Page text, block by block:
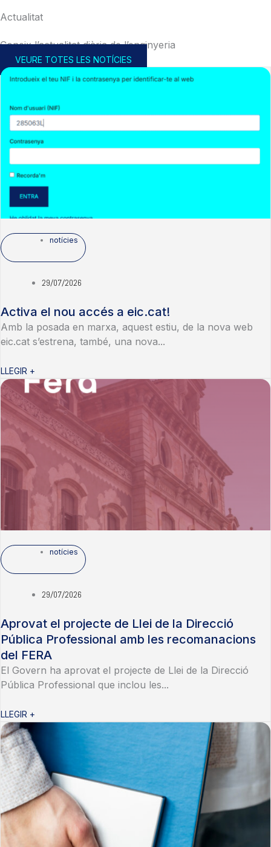
Actualitat
Coneix l’actualitat diària de l’enginyeria
VEURE TOTES LES NOTÍCIES
notícies
29/07/2026
Activa el nou accés a eic.cat!
Amb la posada en marxa, aquest estiu, de la nova web
eic.cat s’estrena, també, una nova...
LLEGIR +
notícies
29/07/2026
Aprovat el projecte de Llei de la Direcció
Pública Professional amb les recomanacions
del FERA
El Govern ha aprovat el projecte de Llei de la Direcció
Pública Professional que inclou les...
LLEGIR +